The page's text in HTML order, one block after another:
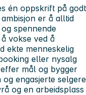
én oppskrift på godt
er å alltid
spennende
vokse ved å
ekte menneskelig
eller nysalg
mål og bygger
engasjerte selgere
og en arbeidsplass